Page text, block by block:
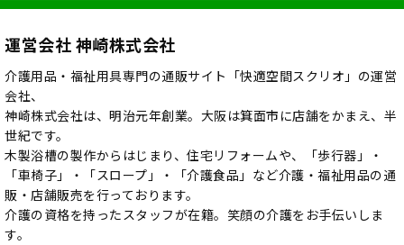
運営会社 神崎株式会社
介護用品・福祉用具専門の通販サイト「快適空間スクリオ」の運営
会社、
神崎株式会社は、明治元年創業。大阪は箕面市に店舗をかまえ、半
世紀です。
木製浴槽の製作からはじまり、住宅リフォームや、「歩行器」・
「車椅子」・「スロープ」・「介護食品」など介護・福祉用品の通
販・店舗販売を行っております。
介護の資格を持ったスタッフが在籍。笑顔の介護をお手伝いしま
す。